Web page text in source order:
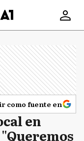
como fuente en
en